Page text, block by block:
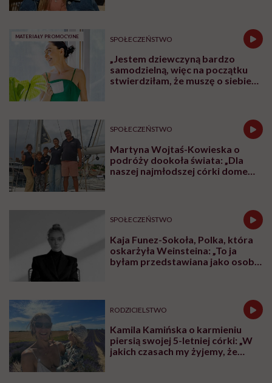
MATERIAŁY PROMOCYJNE SPOŁECZEŃSTWO
„Jestem dziewczyną bardzo
samodzielną, więc na początku
stwierdziłam, że muszę o siebie
SPOŁECZEŃSTWO
Martyna Wojtaś-Kowieska o
podróży dookoła świata: „Dla
naszej najmłodszej córki domem
SPOŁECZEŃSTWO
Kaja Funez-Sokoła, Polka, która
oskarżyła Weinsteina: „To ja
byłam przedstawiana jako osoba,
RODZICIELSTWO
Kamila Kamińska o karmieniu
piersią swojej 5-letniej córki: „W
jakich czasach my żyjemy, że